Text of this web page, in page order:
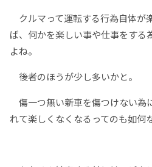
クルマって運転する行為自体が
ば、何かを楽しい事や仕事をする
よね。
後者のほうが少し多いかと。
傷一つ無い新車を傷つけない為
れて楽しくなくなるってのも如何